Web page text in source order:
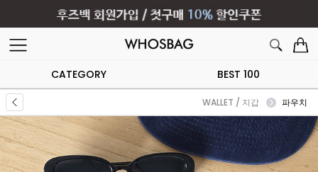
CATEGORY BEST 100
WALLET / 지갑 파우치